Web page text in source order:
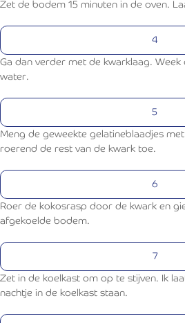
Zet de bodem 15 minuten in de oven.
Ga dan verder met de kwarklaag. Week
water.
Meng de geweekte gelatineblaadjes
roerend de rest van de kwark toe.
Roer de kokosrasp door de kwark en
afgekoelde bodem.
Zet in de koelkast om op te stijven. Ik
nachtje in de koelkast staan.